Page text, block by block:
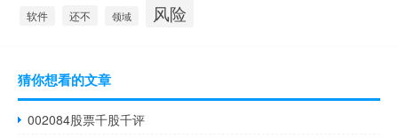
软件 还不 领域 风险
猜你想看的文章
002084股票千股千评